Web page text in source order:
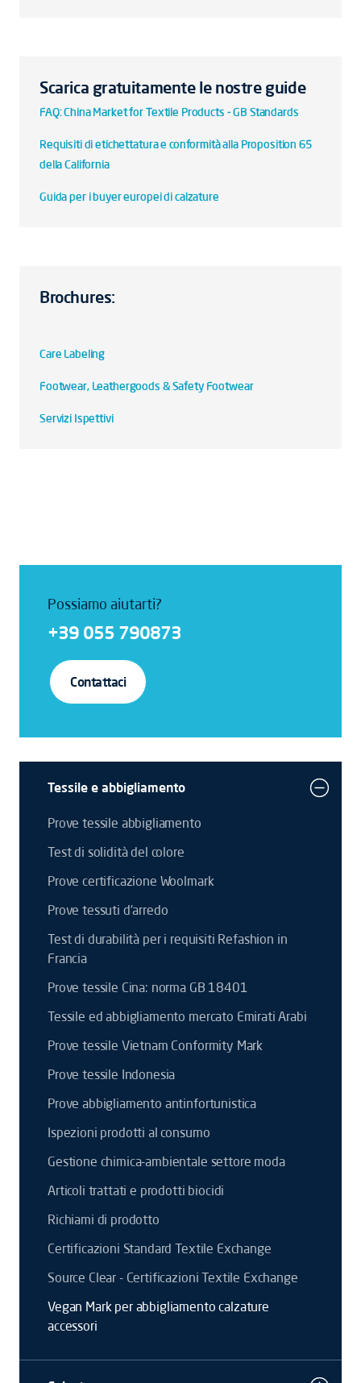
Scarica gratuitamente le nostre guide
FAQ: China Market for Textile Products - GB Standards
Requisiti di etichettatura e conformità alla Proposition 65
della California
Guida per i buyer europei di calzature
Brochures:
Care Labeling
Footwear, Leathergoods & Safety Footwear
Servizi Ispettivi
Possiamo aiutarti?
+39 055 790873
Contattaci
Tessile e abbigliamento
Prove tessile abbigliamento
Test di solidità del colore
Prove certificazione Woolmark
Prove tessuti d’arredo
Test di durabilità per i requisiti Refashion in
Francia
Prove tessile Cina: norma GB 18401
Tessile ed abbigliamento mercato Emirati Arabi
Prove tessile Vietnam Conformity Mark
Prove tessile Indonesia
Prove abbigliamento antinfortunistica
Ispezioni prodotti al consumo
Gestione chimica-ambientale settore moda
Articoli trattati e prodotti biocidi
Richiami di prodotto
Certificazioni Standard Textile Exchange
Source Clear - Certificazioni Textile Exchange
Vegan Mark per abbigliamento calzature
accessori